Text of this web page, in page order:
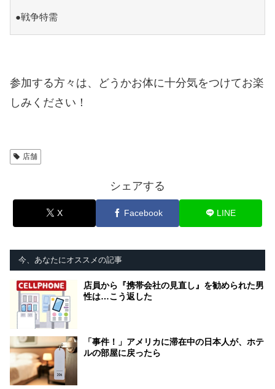
●戦争特需
参加する方々は、どうかお体に十分気をつけてお楽
しみください！
店舗
シェアする
X Facebook LINE
今、あなたにオススメの記事
店員から『携帯会社の見直し』を勧められた男
性は…こう返した
「事件！」アメリカに滞在中の日本人が、ホテ
ルの部屋に戻ったら